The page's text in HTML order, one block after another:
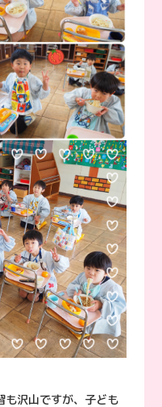
も沢山ですが、子ども